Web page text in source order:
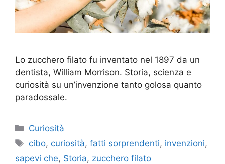
Lo zucchero filato fu inventato nel 1897 da un
dentista, William Morrison. Storia, scienza e
curiosità su un’invenzione tanto golosa quanto
paradossale.
Categorie
Curiosità
Tag
cibo, curiosità,fatti sorprendenti, invenzioni,
sapevi che, Storia, zucchero filato